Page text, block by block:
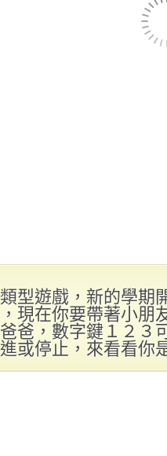
型遊戲，新的學期
現在你要帶著小朋
爸，數字鍵１２３
或停止，來看看你